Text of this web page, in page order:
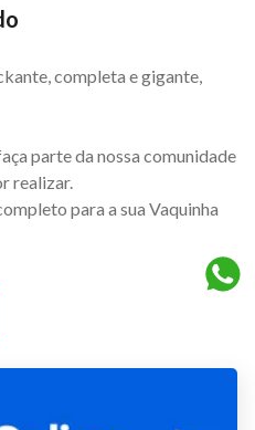
completa e gigante,
parte da nossa comunidade
realizar.
para a sua Vaquinha